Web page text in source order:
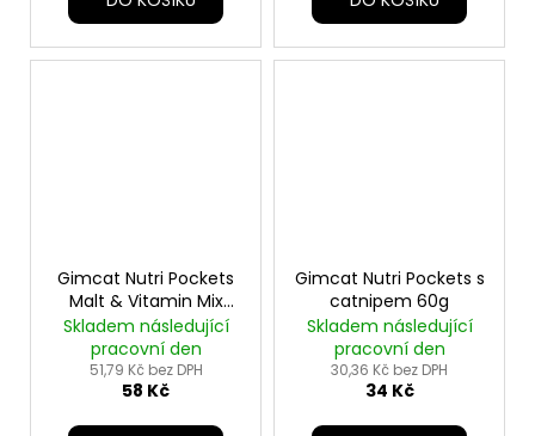
Gimcat Nutri Pockets
Malt & Vitamin Mix
150g
Skladem následující
pracovní den
51,79 Kč bez DPH
58 Kč
Gimcat Nutri Pockets s
catnipem 60g
Skladem následující
pracovní den
30,36 Kč bez DPH
34 Kč